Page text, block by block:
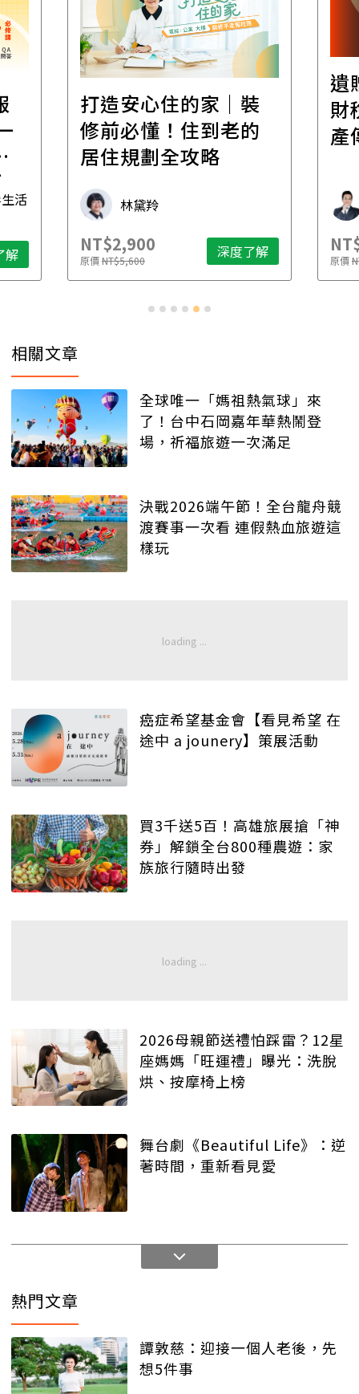
活
解
打造安心住的家｜裝
修前必懂！住到老的
居住規劃全攻略
林黛羚
NT$2,900
原價NT$5,600 深度了解
遺
財
產
原價
相關文章
全球唯一「媽祖熱氣球」來
了！台中石岡嘉年華熱鬧登
場，祈福旅遊一次滿足
決戰2026端午節！全台龍舟競
渡賽事一次看 連假熱血旅遊這
樣玩
癌症希望基金會【看見希望 在
途中 a jounery】策展活動
買3千送5百！高雄旅展搶「神
券」解鎖全台800種農遊：家
族旅行隨時出發
2026母親節送禮怕踩雷？12星
座媽媽「旺運禮」曝光：洗脫
烘、按摩椅上榜
舞台劇《Beautiful Life》：逆
著時間，重新看見愛
熱門文章
譚敦慈：迎接一個人老後，先
想5件事